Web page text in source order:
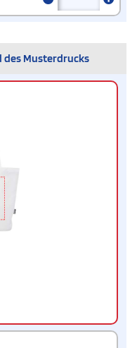
des Musterdrucks